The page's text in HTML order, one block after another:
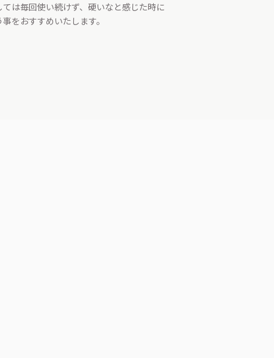
ては毎回使い続けず、硬いなと感じた時に
をおすすめいたします。